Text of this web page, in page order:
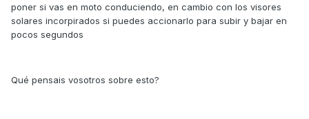
poner si vas en moto conduciendo, en cambio con los visores
solares incorpirados si puedes accionarlo para subir y bajar en
pocos segundos
Qué pensais vosotros sobre esto?